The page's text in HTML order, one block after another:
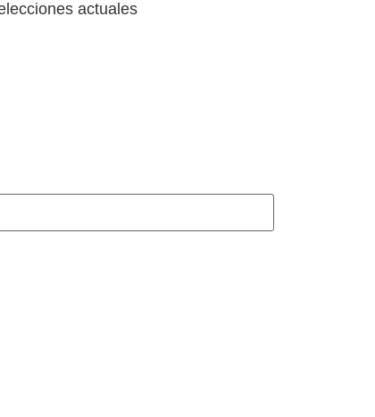
actuales